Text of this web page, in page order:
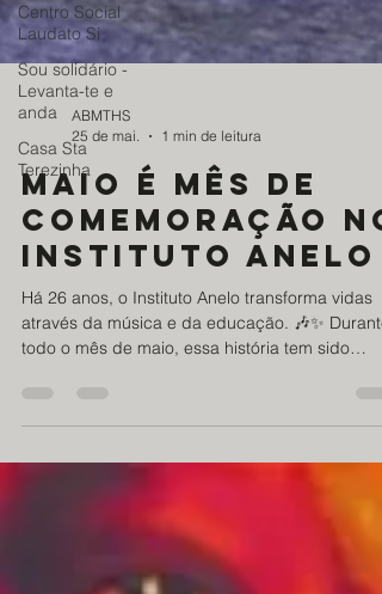
Centro Social
Laudato Si
Sou solidário -
Levanta-te e
anda
Casa Sta
TerezinhaABMTHS
25 de mai.
1 min de leitura
Maio é mês de
comemoração no
instituto anelo
Há 26 anos, o Instituto Anelo transforma vidas
celebrada com uma programação especial,
nasceu e atua até os dias de hoje. Entre os
destaques da celebração, o show de Dudu
Nobre levou ainda mais brilho a essa